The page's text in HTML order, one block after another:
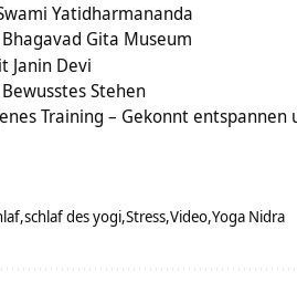
Yatidharmananda
Gita Museum
Janin Devi
Stehen
Training – Gekonnt entspannen
schlaf des yogi Stress Video Yoga Nidra